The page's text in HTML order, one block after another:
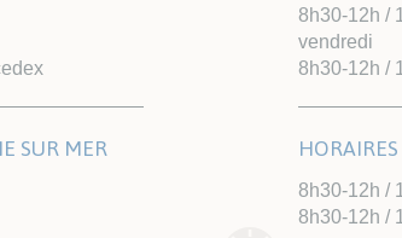
8h30-12h /
vendredi
8h30-12h /
SUR MER
8h30-12h /
8h30-12h /